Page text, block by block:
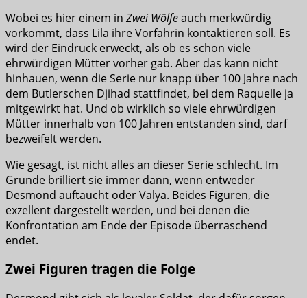
Wobei es hier einem in Zwei Wölfeauch merkwürdig
vorkommt, dass Lila ihre Vorfahrin kontaktieren soll. Es
wird der Eindruck erweckt, als ob es schon viele
ehrwürdigen Mütter vorher gab. Aber das kann nicht
hinhauen, wenn die Serie nur knapp über 100 Jahre nach
dem Butlerschen Djihad stattfindet, bei dem Raquelle ja
mitgewirkt hat. Und ob wirklich so viele ehrwürdigen
Mütter innerhalb von 100 Jahren entstanden sind, darf
bezweifelt werden.
Wie gesagt, ist nicht alles an dieser Serie schlecht. Im
Grunde brilliert sie immer dann, wenn entweder
Desmond auftaucht oder Valya. Beides Figuren, die
exzellent dargestellt werden, und bei denen die
Konfrontation am Ende der Episode überraschend
endet.
Zwei Figuren tragen die Folge